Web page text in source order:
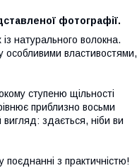
фотографії.
натурального волокна.
особливими властивостями,
ступеню щільності
приблизно восьми
вигляд: здається, ніби ви
поєднанні з практичністю!